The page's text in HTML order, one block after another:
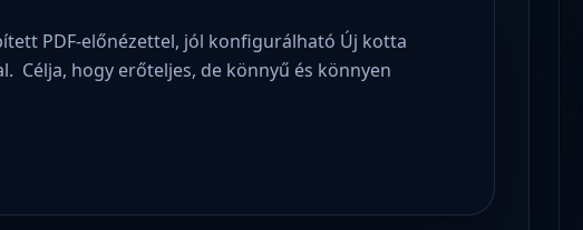
PDF-előnézettel, jól konfigurálható Új kotta
Célja, hogy erőteljes, de könnyű és könnyen